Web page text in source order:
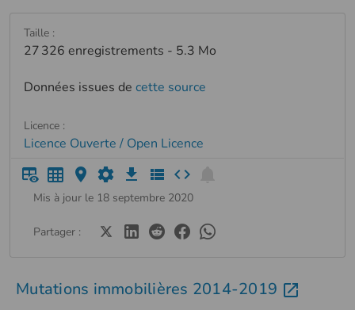
Taille :
27 326 enregistrements - 5.3 Mo
Données issues de cette source
Licence :
Licence Ouverte / Open Licence
Mis à jour le 18 septembre 2020
Partager :
Mutations immobilières 2014-2019